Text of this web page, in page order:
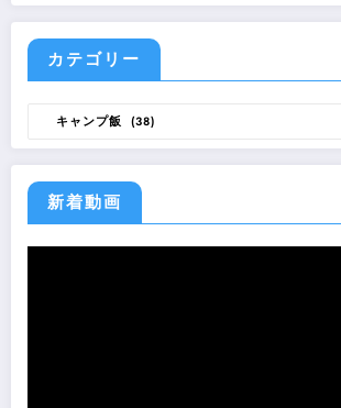
カテゴリー
ゴ
ー
新着動画